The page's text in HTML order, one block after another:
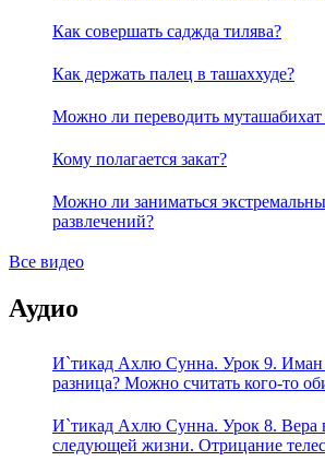
Как совершать саджда тилява?
Как держать палец в ташаххуде?
Можно ли переводить муташабихат
Кому полагается закат?
Можно ли заниматься
развлечений?
Все видео
Аудио
И`тикад Ахлю Сунна. Урок 9. Иман
разница? Можно считать кого-то
И`тикад Ахлю Сунна. Урок 8. Вера
следующей жизни. Отрицание